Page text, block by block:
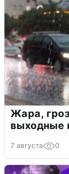
Жара,
выходные
7 августа 0